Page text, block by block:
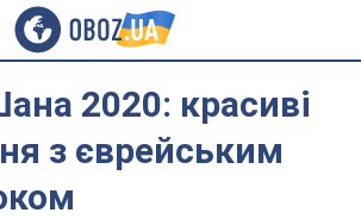
2020: красиві
з єврейським